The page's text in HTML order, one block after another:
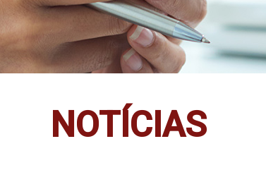
NOTÍCIAS